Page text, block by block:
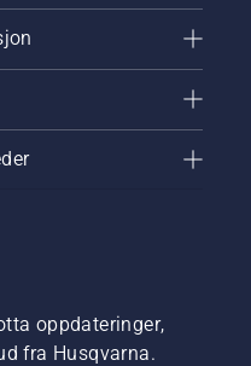
oppdateringer,
fra Husqvarna.